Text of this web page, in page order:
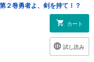
２巻勇者よ、剣を持て！？
カート
試し読み